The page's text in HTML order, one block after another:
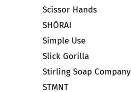
Scissor Hands
SHŌRAI
Simple Use
Slick Gorilla
Stirling Soap Company
STMNT